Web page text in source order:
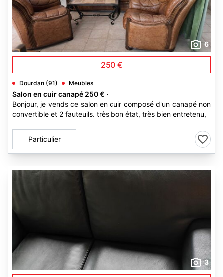
6
250 €
Dourdan (91) Meubles
Salon en cuir canapé 250 € ·
Bonjour, je vends ce salon en cuir composé d'un canapé non
convertible et 2 fauteuils. très bon état, très bien entretenu,
Particulier
3